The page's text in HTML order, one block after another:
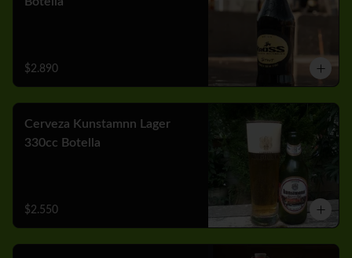
$2.890
Cerveza Kunstamnn Lager
330cc Botella
$2.550